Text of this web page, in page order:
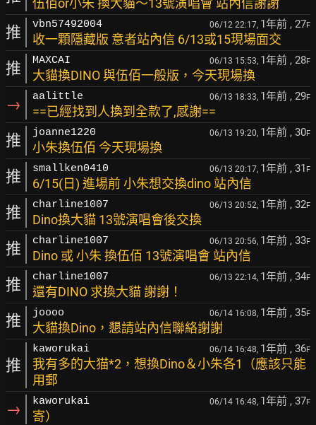
伍佰or小朱 換大貓～13號演唱會 站內信謝謝
推 vbn57492004 06/12 22:17, 1年前 , 27F
收一顆隱藏版 意者站內信 6/13或15現場面交
推 MAXCAI 06/13 15:53, 1年前 , 28F
大貓換DINO 與伍佰一般版，今天現場換
→ aalittle 06/13 18:33, 1年前 , 29F
==已經找到人換到全款了,感謝==
推 joanne1220 06/13 19:20, 1年前 , 30F
小朱換伍佰 今天現場換
推 smallken0410 06/13 20:17, 1年前 , 31 F
6/15(日) 進場前 小朱想交換dino 站內信
推 charline1007 06/13 20:52, 1年前 , 32F
Dino換大貓 13號演唱會後交換
推 charline1007 06/13 20:56, 1年前 , 33F
Dino 或 小朱 換伍佰 13號演唱會 站內信
推 charline1007 06/13 22:14, 1年前 , 34F
還有DINO 求換大貓 謝謝！
推 joooo 06/14 16:08, 1年前 , 35F
大貓換Dino，懇請站內信聯絡謝謝
推
kaworukai 06/14 16:48, 1年前 , 36F
我有多的大猫*2，想換Dino＆小朱各1（應該只能
用郵
→ kaworukai 06/14 16:48, 1年前 , 37F
寄）